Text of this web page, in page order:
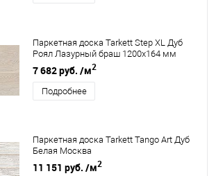
Паркетная доска Tarkett Step XL Дуб
Роял Лазурный браш 1200х164 мм
7 682 руб. /м2
Подробнее
Паркетная доска Tarkett Tango Art Дуб
Белая Москва
11 151 руб. /м2